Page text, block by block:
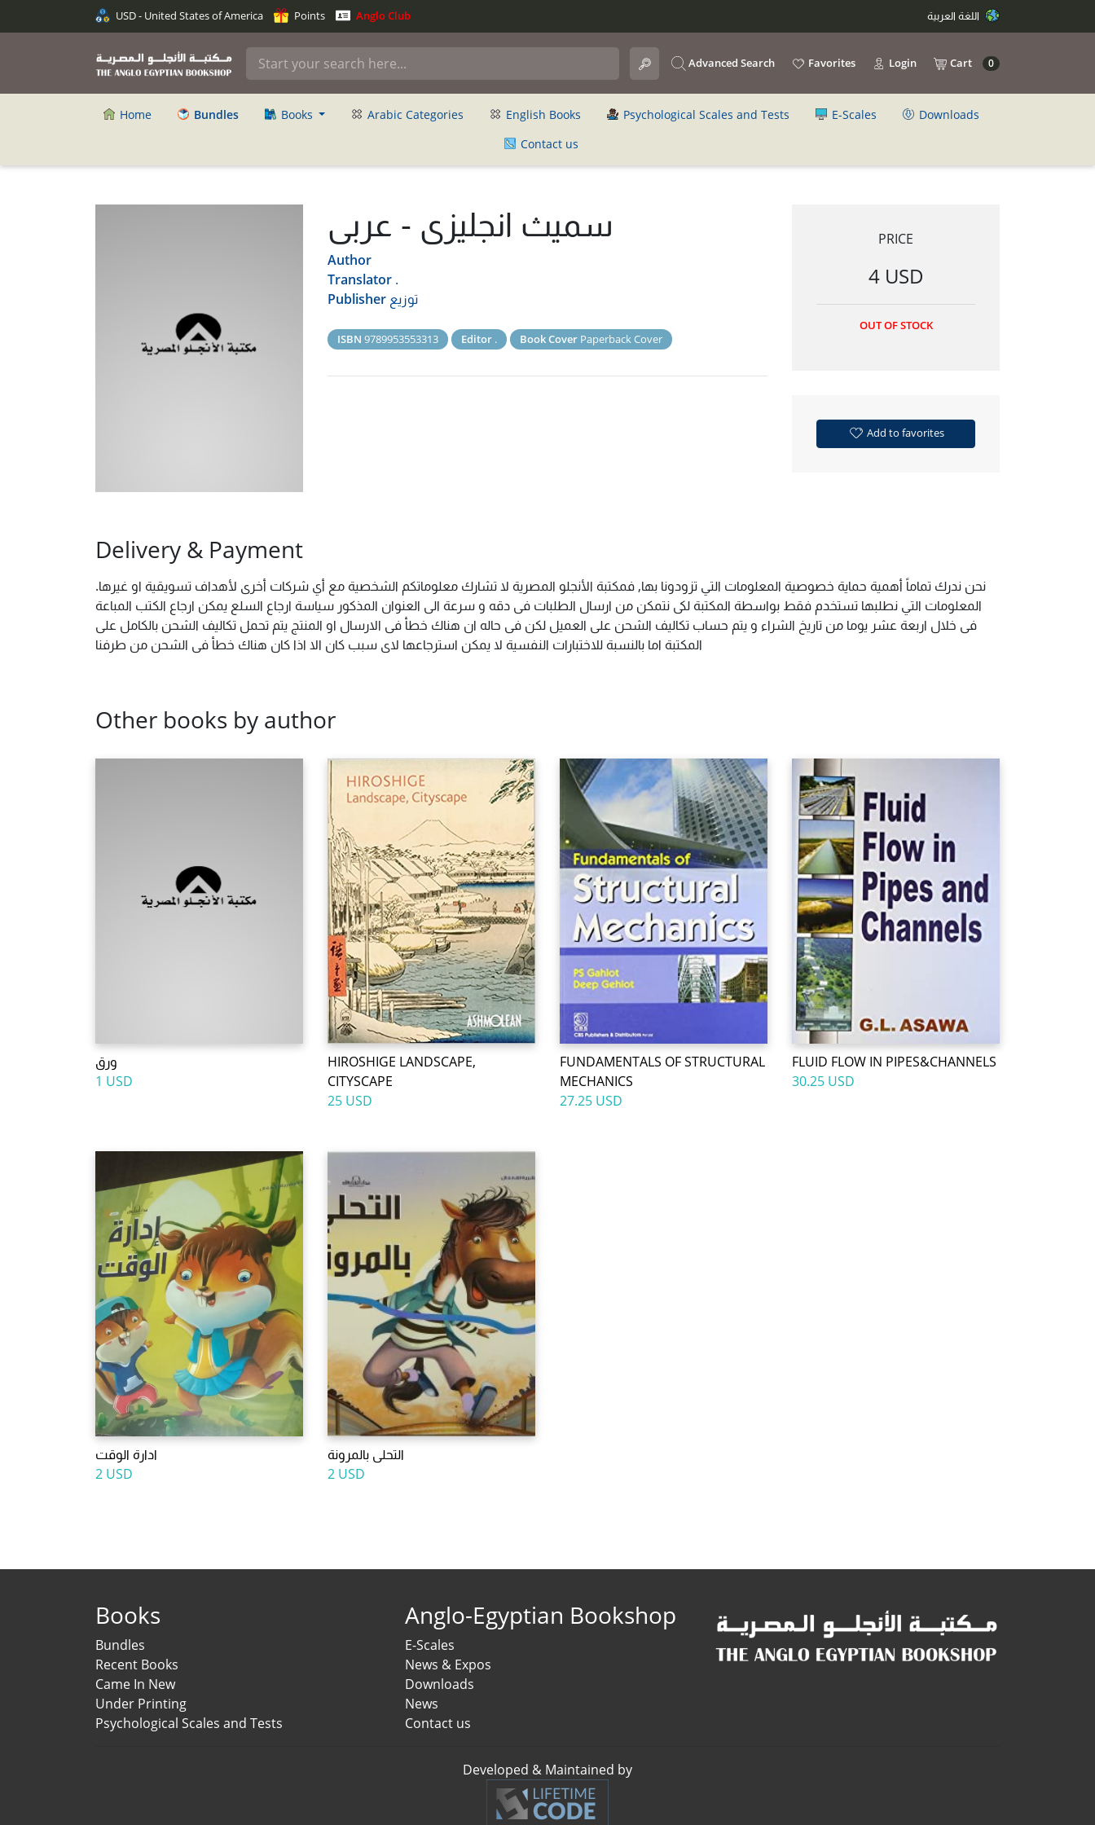
USD - United States of America Points Anglo Club
Advanced Search Favorites Login Cart 0
Home Bundles Books Arabic Categories English Books Psychological Scales and Tests E-Scales
Downloads
Contact us
سميث انجليزى - عربى
Author
Translator .
Publisher توزيع
ISBN 9789953553313 Editor . Book Cover Paperback Cover
PRICE
4 USD
OUT OF STOCK
Add to favorites
Delivery & Payment
نحن ندرك تماماً أهمية حماية خصوصية المعلومات التي تزودونا بها, فمكتبة الأنجلو المصرية لا تشارك معلوماتكم الشخصية مع أي شركات أخرى لأهداف تسويقية او غيرها.
المعلومات التي نطلبها تستخدم فقط بواسطة المكتبة لكى نتمكن من ارسال الطلبات فى دقه و سرعة الى العنوان المذكور سياسة ارجاع السلع يمكن ارجاع الكتب المباعة
فى خلال اربعة عشر يوما من تاريخ الشراء و يتم حساب تكاليف الشحن على العميل لكن فى حاله ان هناك خطأ فى الارسال او المنتج يتم تحمل تكاليف الشحن بالكامل على
المكتبة اما بالنسبة للاختبارات النفسية لا يمكن استرجاعها لاى سبب كان الا اذا كان هناك خطأ فى الشحن من طرفنا
Other books by author
ورق
1 USD
HIROSHIGE LANDSCAPE,
CITYSCAPE
25 USD
FUNDAMENTALS OF STRUCTURAL
MECHANICS
27.25 USD
FLUID FLOW IN PIPES&CHANNELS
30.25 USD
ادارة الوقت
2 USD
التحلى بالمرونة
2 USD
Books
Bundles
Recent Books
Came In New
Under Printing
Psychological Scales and Tests
Anglo-Egyptian Bookshop
E-Scales
News & Expos
Downloads
News
Contact us
Developed & Maintained by